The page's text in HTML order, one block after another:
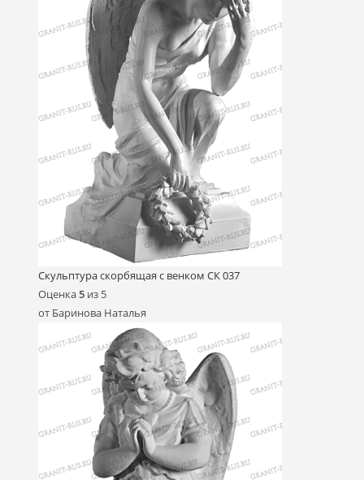
Скульптура скорбящая с венком СК 037
Оценка5 из 5
от Баринова Наталья